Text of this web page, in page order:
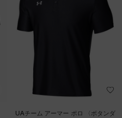
UAチーム アーマー ポロ 〈ボタンダ